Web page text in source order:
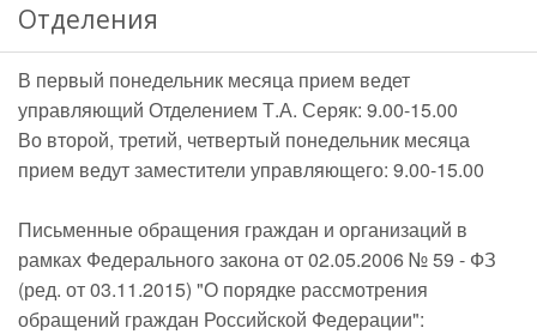
Отделения
В первый понедельник месяца прием ведет
управляющий Отделением Т.А. Серяк: 9.00-15.00
Во второй, третий, четвертый понедельник месяца
прием ведут заместители управляющего: 9.00-15.00
Письменные обращения граждан и организаций в
рамках Федерального закона от 02.05.2006 № 59 - ФЗ
(ред. от 03.11.2015) "О порядке рассмотрения
обращений граждан Российской Федерации":